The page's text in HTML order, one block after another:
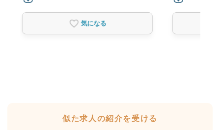
気になる
似た求人の紹介を受ける